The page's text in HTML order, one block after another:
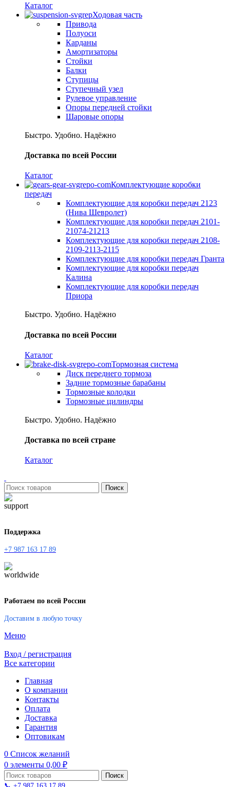
Каталог
Ходовая часть
Привода
Полуоси
Карданы
Амортизаторы
Стойки
Балки
Ступицы
Ступечный узел
Рулевое управление
Опоры передней стойки
Шаровые опоры
Быстро. Удобно. Надёжно
Доставка по всей России
Каталог
Комплектующие коробки
передач
Комплектующие для коробки передач 2123
(Нива Шевролет)
Комплектующие для коробки передач 2101-
21074-21213
Комплектующие для коробки передач 2108-
2109-2113-2115
Комплектующие для коробки передач Гранта
Комплектующие для коробки передач
Калина
Комплектующие для коробки передач
Приора
Быстро. Удобно. Надёжно
Доставка по всей России
Каталог
Тормозная система
Диск переднего тормоза
Задние тормозные барабаны
Тормозные колодки
Тормозные цилиндры
Быстро. Удобно. Надёжно
Доставка по всей стране
Каталог
Поиск
Поддержка
+7 987 163 17 89
Работаем по всей России
Доставим в любую точку
Меню
Вход / регистрация
Все категории
Главная
О компании
Контакты
Оплата
Доставка
Гарантия
Оптовикам
0 Список желаний
0 элементы 0,00 ₽
Поиск